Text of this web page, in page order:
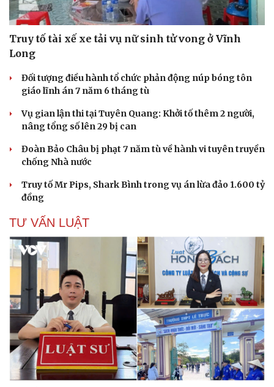
Truy tố tài xế xe tải vụ nữ sinh tử vong ở Vĩnh
Long
Đối tượng điều hành tổ chức phản động núp bóng tôn
giáo lĩnh án 7 năm 6 tháng tù
Vụ gian lận thi tại Tuyên Quang: Khởi tố thêm 2 người,
nâng tổng số lên 29 bị can
Đoàn Bảo Châu bị phạt 7 năm tù về hành vi tuyên truyền
chống Nhà nước
Truy tố Mr Pips, Shark Bình trong vụ án lừa đảo 1.600 tỷ
đồng
TƯ VẤN LUẬT